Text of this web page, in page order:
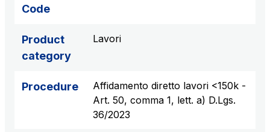
Advertising spaces and services, event management
in service areas
YouVerse
Administrative, general and property management
Code
Product
category
Lavori
Procedure
Affidamento diretto lavori <150k -
Art. 50, comma 1, lett. a) D.Lgs.
36/2023